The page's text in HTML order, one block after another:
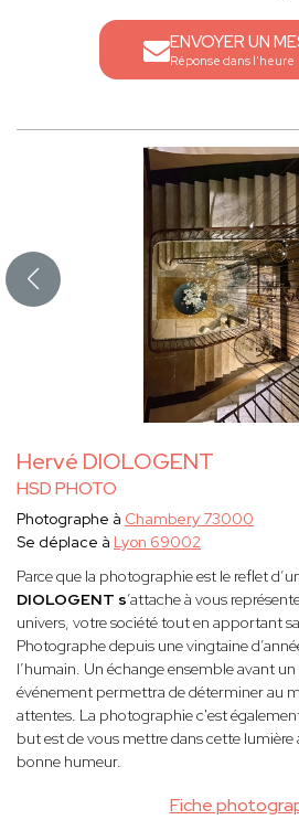
ENVOYER UN
Réponse dans l'heure
Hervé DIOLOGENT
HSD PHOTO
Fiche
Photographe à Chambery 73000
Se déplace à Lyon 69002
Parce que la photographie est le reflet
DIOLOGENT s’attache à vous
univers, votre société tout en apportant
Photographe depuis une vingtaine
l’humain. Un échange ensemble avant
événement permettra de déterminer au
attentes. La photographie c'est
but est de vous mettre dans cette lumière
bonne humeur.